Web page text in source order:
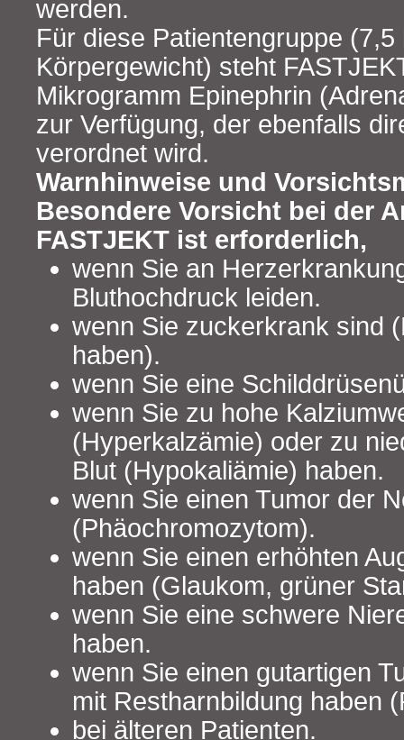
werden.
Für diese Patientengruppe (7,5
Körpergewicht) steht
Mikrogramm Epinephrin
zur Verfügung, der ebenfalls
verordnet wird.
Warnhinweise und
Besondere Vorsicht bei der
FASTJEKT ist erforderlich,
wenn Sie an
Bluthochdruck leiden.
wenn Sie zuckerkrank sind
haben).
wenn Sie eine
wenn Sie zu hohe
(Hyperkalzämie) oder zu
Blut (Hypokaliämie) haben.
wenn Sie einen Tumor der
(Phäochromozytom).
wenn Sie einen erhöhten
haben (Glaukom, grüner
wenn Sie eine schwere
haben.
wenn Sie einen gutartigen
mit Restharnbildung haben
bei älteren Patienten.